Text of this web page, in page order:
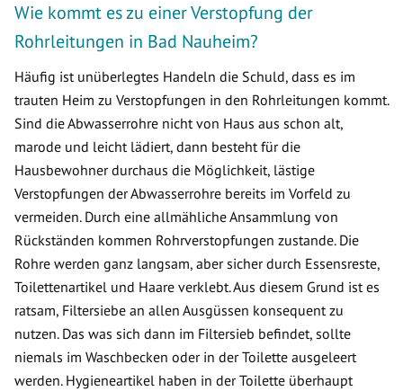
Wie kommt es zu einer Verstopfung der
Rohrleitungen in Bad Nauheim?
Häufig ist unüberlegtes Handeln die Schuld, dass es im
trauten Heim zu Verstopfungen in den Rohrleitungen kommt.
Sind die Abwasserrohre nicht von Haus aus schon alt,
marode und leicht lädiert, dann besteht für die
Hausbewohner durchaus die Möglichkeit, lästige
Verstopfungen der Abwasserrohre bereits im Vorfeld zu
vermeiden. Durch eine allmähliche Ansammlung von
Rückständen kommen Rohrverstopfungen zustande. Die
Rohre werden ganz langsam, aber sicher durch Essensreste,
Toilettenartikel und Haare verklebt. Aus diesem Grund ist es
ratsam, Filtersiebe an allen Ausgüssen konsequent zu
nutzen. Das was sich dann im Filtersieb befindet, sollte
niemals im Waschbecken oder in der Toilette ausgeleert
werden. Hygieneartikel haben in der Toilette überhaupt